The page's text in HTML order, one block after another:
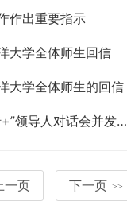
作出重要指示
大学全体师生回信
大学全体师生的回信
习近平出席“金砖+”领导人对话会并发表重要讲话
一页 下一页 >>